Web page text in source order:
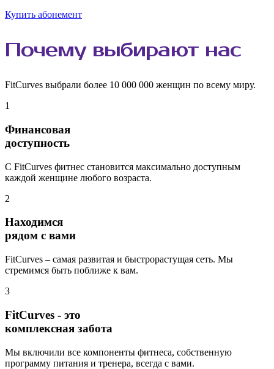
Купить абонемент
Почему выбираютнас
FitCurves выбрали более 10 000 000 женщин по всему миру.
1
Финансовая
доступность
С FitCurves фитнес становится максимально доступным
каждой женщине любого возраста.
2
Находимся
рядом с вами
FitCurves – самая развитая и быстрорастущая сеть. Мы
стремимся быть поближе к вам.
3
FitCurves - это
комплексная забота
Мы включили все компоненты фитнеса, собственную
программу питания и тренера, всегда с вами.